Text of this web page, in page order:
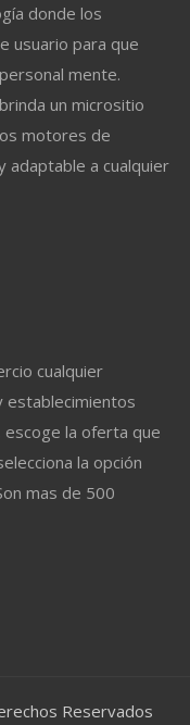
donde los
usuario para que
mente.
un micrositio
motores de
adaptable a cualquier
cualquier
establecimientos
escoge la oferta que
la opción
mas de 500
Reservados